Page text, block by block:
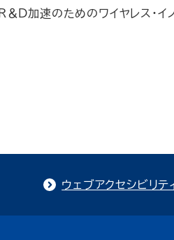
D加速のためのワイヤレス・イ
ウェブアクセシビリテ